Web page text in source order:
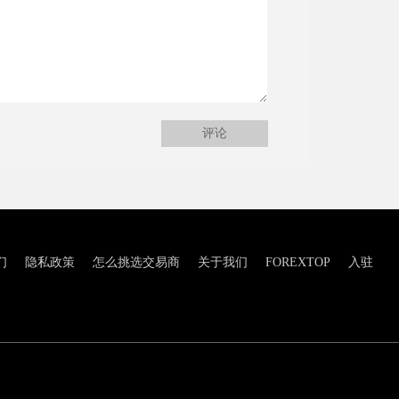
评论
入驻
FOREXTOP
关于我们
怎么挑选交易商
隐私政策